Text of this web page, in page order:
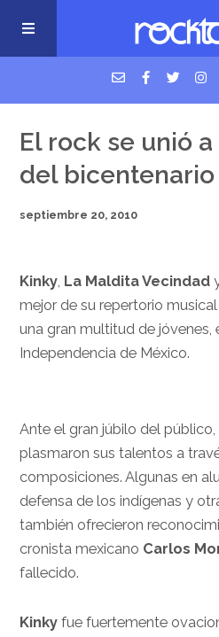
USM Podcast
Cigarrillos en la cama
El rock se unió
del
septiembre 20, 2010
Kinky, La Maldita Vecindad
mejor de su repertorio
una gran multitud de jóvenes,
Independencia de México.
Ante el gran júbilo del
plasmaron sus talentos a
composiciones. Algunas en
defensa de los indígenas y
también ofrecieron
cronista mexicano Carlos
fallecido.
Kinky fue fuertemente